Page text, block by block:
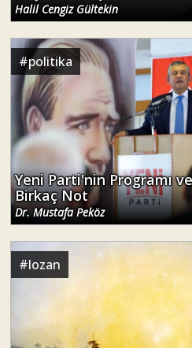
Halil Cengiz Gültekin
#politika
Yeni Parti'nin Programı
Birkaç Not
Dr. Mustafa Peköz
#lozan